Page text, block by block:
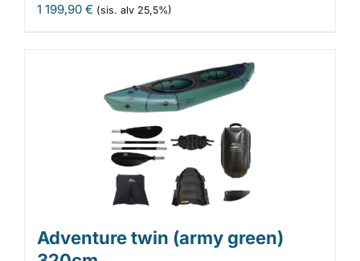
1 199,90 € (sis. alv 25,5%)
Adventure twin (army green)